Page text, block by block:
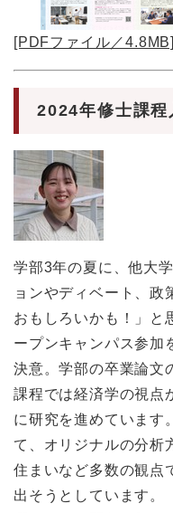
[PDFファイル／4.8MB]
2024年修士課程
学部3年の夏に、他大
ョンやディベート、政
おもしろいかも！」と
ープンキャンパス参加
決意。学部の卒業論文
課程では経済学の視点
に研究を進めています
て、オリジナルの分析
住まいなど多数の観点
出そうとしています。